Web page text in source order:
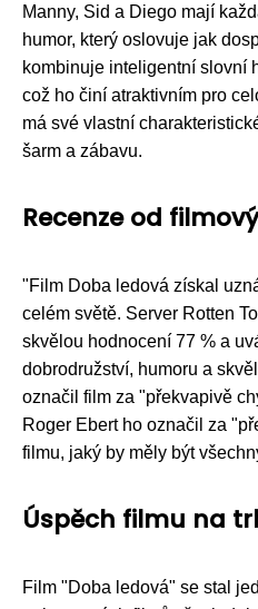
Manny, Sid a Diego mají
humor, který oslovuje jak
kombinuje inteligentní slovní
což ho činí atraktivním pro
má své vlastní
šarm a zábavu.
Recenze od
"Film Doba ledová získal
celém světě. Server Rotten
skvělou hodnocení 77 % a
dobrodružství, humoru a
označil film za "překvapivě
Roger Ebert ho označil za
filmu, jaký by měly být
Úspěch filmu na
Film "Doba ledová" se stal